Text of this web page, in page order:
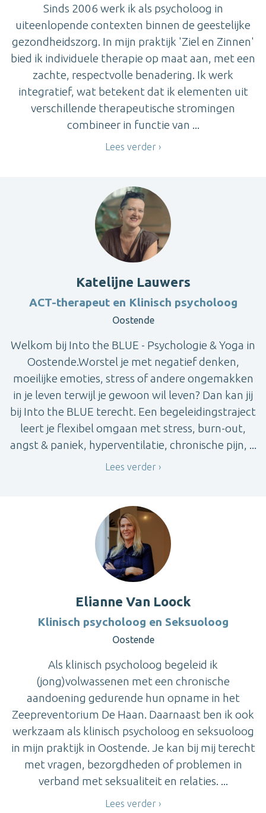
Sinds 2006 werk ik als psycholoog in
uiteenlopende contexten binnen de geestelijke
gezondheidszorg. In mijn praktijk 'Ziel en Zinnen'
bied ik individuele therapie op maat aan, met een
zachte, respectvolle benadering. Ik werk
integratief, wat betekent dat ik elementen uit
verschillende therapeutische stromingen
combineer in functie van ...
Lees verder
Katelijne Lauwers
ACT-therapeut en Klinisch psycholoog
Oostende
Welkom bij Into the BLUE - Psychologie & Yoga in
Oostende.Worstel je met negatief denken,
moeilijke emoties, stress of andere ongemakken
in je leven terwijl je gewoon wil leven? Dan kan jij
bij Into the BLUE terecht. Een begeleidingstraject
leert je flexibel omgaan met stress, burn-out,
angst & paniek, hyperventilatie, chronische pijn, ...
Lees verder
Elianne Van Loock
Klinisch psycholoog en Seksuoloog
Oostende
Als klinisch psycholoog begeleid ik
(jong)volwassenen met een chronische
aandoening gedurende hun opname in het
Zeepreventorium De Haan. Daarnaast ben ik ook
werkzaam als klinisch psycholoog en seksuoloog
in mijn praktijk in Oostende. Je kan bij mij terecht
met vragen, bezorgdheden of problemen in
verband met seksualiteit en relaties. ...
Lees verder